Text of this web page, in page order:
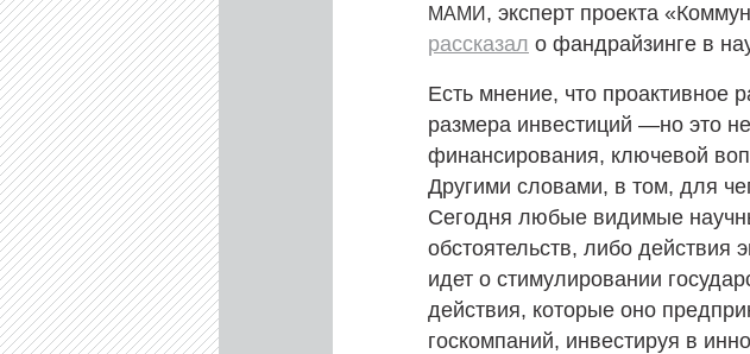
МАМИ, эксперт проекта
рассказал о фандрайзинге в
Есть мнение, что проактивное
размера инвестиций —но это
финансирования, ключевой
Другими словами, в том, для
Сегодня любые видимые
обстоятельств, либо действия
идет о стимулировании
действия, которые оно
госкомпаний, инвестируя в